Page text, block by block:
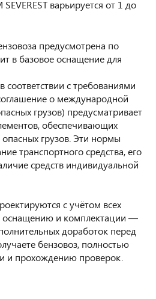
варьируется от 1 до
предусмотрена по
в базовое оснащение для
с требованиями
о международной
грузов) предусматривает
обеспечивающих
грузов. Эти нормы
транспортного средства, его
средств индивидуальной
с учётом всех
и комплектации —
доработок перед
бензовоз, полностью
и прохождению проверок.